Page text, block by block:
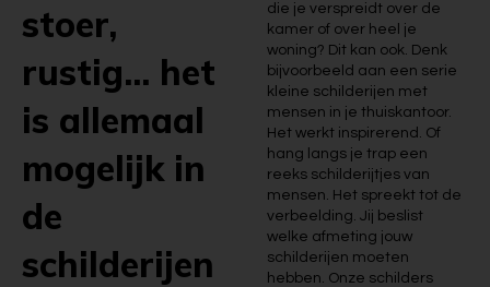
stoer,
rustig... het
is allemaal
mogelijk in
de
schilderijen
die je verspreidt over de
kamer of over heel je
woning? Dit kan ook. Denk
bijvoorbeeld aan een serie
kleine schilderijen met
mensen in je thuiskantoor.
Het werkt inspirerend. Of
hang langs je trap een
reeks schilderijtjes van
mensen. Het spreekt tot de
verbeelding. Jij beslist
welke afmeting jouw
schilderijen moeten
hebben. Onze schilders